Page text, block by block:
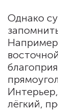
Однако
лёгкий,